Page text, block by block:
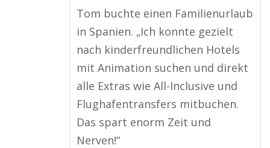
Tom buchte einen Familienurlaub
in Spanien. „Ich konnte gezielt
nach kinderfreundlichen Hotels
mit Animation suchen und direkt
alle Extras wie All-Inclusive und
Flughafentransfers mitbuchen.
Das spart enorm Zeit und
Nerven!“